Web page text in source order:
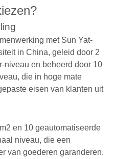
met Sun Yat-
in China, geleid door 2
niveau en beheerd door 10
die in hoge mate
eisen van klanten uit
en 10 geautomatiseerde
niveau, die een
van goederen garanderen.